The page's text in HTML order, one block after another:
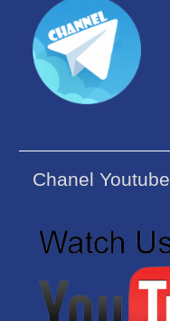
Chanel Youtube